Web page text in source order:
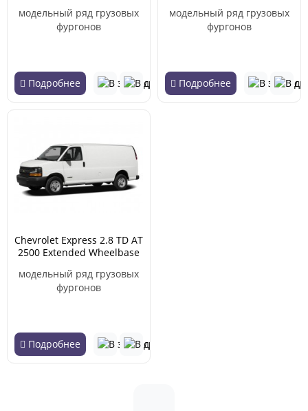
модельный ряд грузовых
фургонов
Подробнее
модельный ряд грузовых
фургонов
Подробнее
Chevrolet Express 2.8 TD AT
2500 Extended Wheelbase
модельный ряд грузовых
фургонов
Подробнее